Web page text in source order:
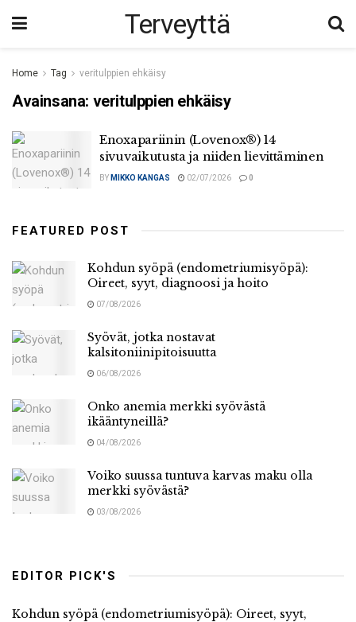
Terveyttä
Home Tag veritulppien ehkäisy
Avainsana: veritulppien ehkäisy
Enoxapariinin (Lovenox®) 14
sivuvaikutusta ja niiden lievittäminen
BY MIKKO KANGAS 02/07/2026 0
FEATURED POST
Kohdun syöpä (endometriumisyöpä):
Oireet, syyt, diagnoosi ja hoito
07/08/2026
Syövät, jotka nostavat
kalsitoniinipitoisuutta
06/08/2026
Onko anemia merkki syövästä
ikääntyneillä?
04/08/2026
Voiko suussa tuntuva karvas maku olla
merkki syövästä?
03/08/2026
EDITOR PICK'S
Kohdun syöpä (endometriumisyöpä): Oireet, syyt,